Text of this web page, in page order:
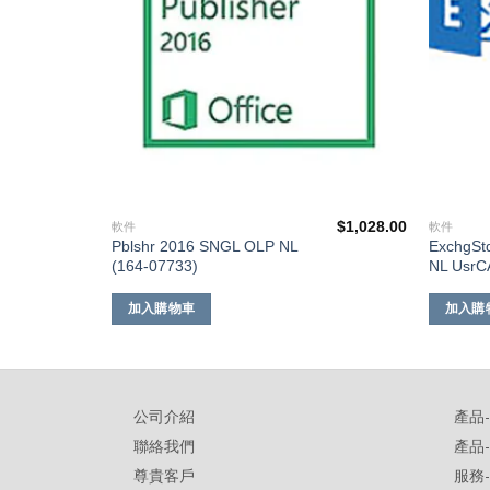
軟件
Pblshr 2016 SNGL OLP NL
(164-07733)
$1,028.00
加入購物車
軟件
NL
加入購
公司介紹
聯絡我們
尊貴客戶
產品
產品
服務